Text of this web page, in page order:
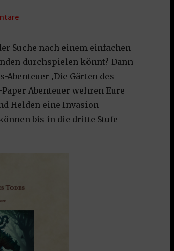
Suche nach einem einfachen
durchspielen könnt? Dann
‚Die Gärten des
Abenteuer wehren Eure
Helden eine Invasion
bis in die dritte Stufe